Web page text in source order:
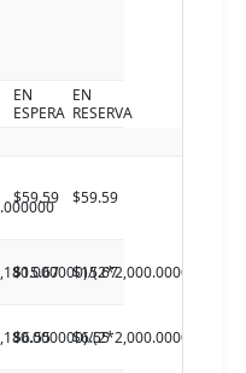
EN
ESPERA
EN
RESERVA
$59.59 $59.59
$15.67 $15.67
$6.55 $6.55